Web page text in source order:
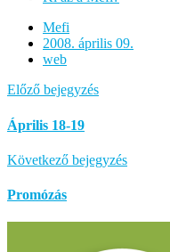
Mefi
2008. április 09.
web
Előző bejegyzés
Április 18-19
Következő bejegyzés
Promózás